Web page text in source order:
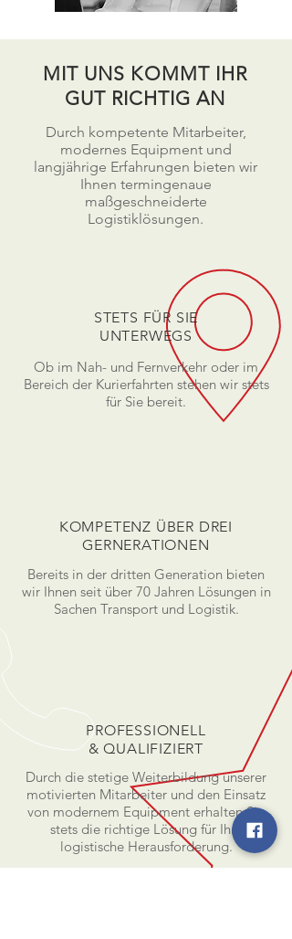
MIT UNS KOMMT IHR
GUT RICHTIG AN
Durch kompetente Mitarbeiter,
modernes Equipment und
langjährige Erfahrungen bieten wir
Ihnen termingenaue
maßgeschneiderte
Logistiklösungen.
STETS FÜR SIE
UNTERWEGS
Ob im Nah- und Fernverkehr oder im
Bereich der Kurierfahrten stehen wir stets
für Sie bereit.
KOMPETENZ ÜBER DREI
GERNERATIONEN
Bereits in der dritten Generation bieten
wir Ihnen seit über 70 Jahren Lösungen in
Sachen Transport und Logistik.
PROFESSIONELL
& QUALIFIZIERT
Durch die stetige Weiterbildung unserer
motivierten Mitarbeiter und den Einsatz
von modernem Equipment erhalten Sie
stets die richtige Lösung für Ihre
logistische Herausforderung.